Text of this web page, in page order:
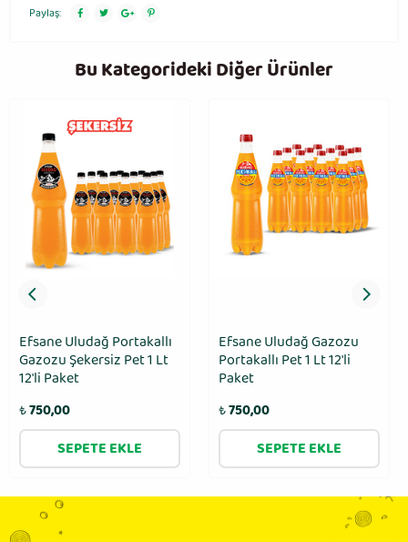
Paylaş:
Bu Kategorideki Diğer Ürünler
Efsane Uludağ Portakallı
Gazozu Şekersiz Pet 1 Lt
12'li Paket
₺750,00
SEPETE EKLE
Efsane Uludağ Gazozu
Portakallı Pet 1 Lt 12'li
Paket
₺750,00
SEPETE EKLE